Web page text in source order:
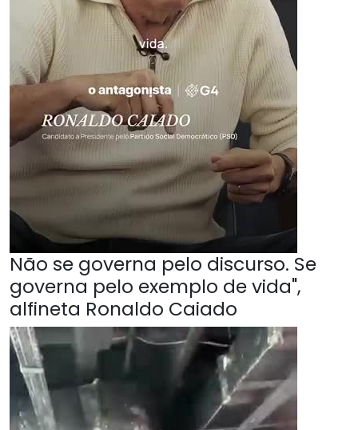
Não se governa pelo discurso. Se
governa pelo exemplo de vida",
alfineta Ronaldo Caiado